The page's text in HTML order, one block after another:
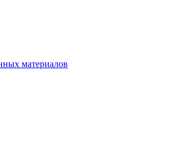
материалов